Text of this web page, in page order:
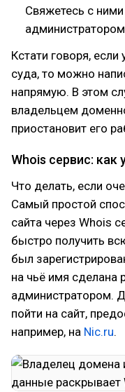
Свяжетесь с
Кстати говоря,
суда, то можно
напрямую. В этом
владельцем
приостановит его
Whois сервис: как
Что делать, если
Самый простой
сайта через Whois
быстро получить
был
на чьё имя сделана
администратором.
пойти на сайт,
например, на Nic.ru.